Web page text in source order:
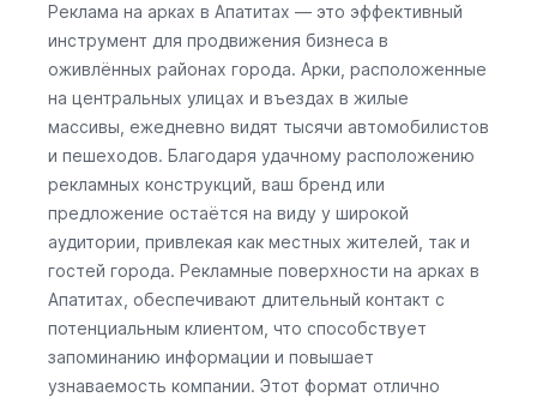
Реклама на арках в Апатитах — это эффективный
инструмент для продвижения бизнеса в
оживлённых районах города. Арки, расположенные
на центральных улицах и въездах в жилые
массивы, ежедневно видят тысячи автомобилистов
и пешеходов. Благодаря удачному расположению
рекламных конструкций, ваш бренд или
предложение остаётся на виду у широкой
аудитории, привлекая как местных жителей, так и
гостей города. Рекламные поверхности на арках в
Апатитах, обеспечивают длительный контакт с
потенциальным клиентом, что способствует
запоминанию информации и повышает
узнаваемость компании. Этот формат отлично